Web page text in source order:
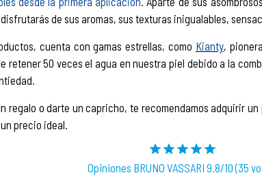
de sus aromas, sus texturas inigualables,
cuenta con gamas estrellas, como Kianty,
retener 50 veces el agua en nuestra piel debido a la
regalo o darte un capricho, te recomendamos adquirir un
precio ideal.
Opiniones BRUNO VASSARI 9.8/10 (35